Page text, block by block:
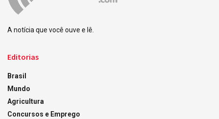
A notícia que você ouve e lê.
Editorias
Brasil
Mundo
Agricultura
Concursos e Emprego